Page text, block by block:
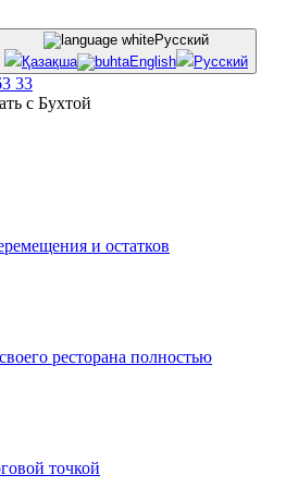
Русский
Қазақша
English Русский
33
с Бухтой
и остатков
ресторана полностью
точкой